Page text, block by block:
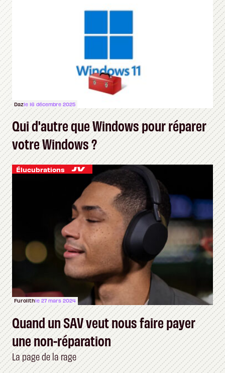
Dazle 16 décembre 2025
Qui d'autre que Windows pour réparer
votre Windows ?
Élucubrations
Furolithle 27 mars 2024
Quand un SAV veut nous faire payer
une non-réparation
La page de la rage